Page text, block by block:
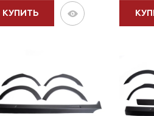
КУПИТЬ